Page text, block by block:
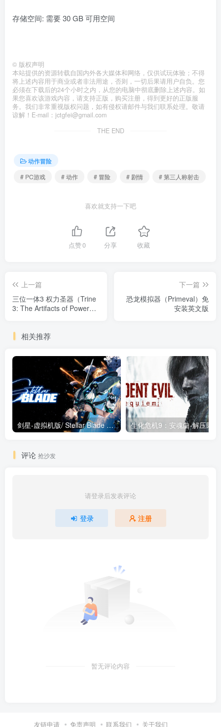
存储空间: 需要 30 GB 可用空间
© 版权声明
本站提供的资源转载自国内外各大媒体和网络，仅供试玩体验；不得
将上述内容用于商业或者非法用途，否则，一切后果请用户自负。您
必须在下载后的24个小时之内，从您的电脑中彻底删除上述内容。如
果您喜欢该游戏内容，请支持正版，购买注册，得到更好的正版服
务。我们非常重视版权问题，如有侵权请邮件与我们联系处理。敬请
谅解！E-mail：jctgfei@gmail.com
THE END
动作冒险
# PC游戏
# 动作 # 冒险 # 剧情 # 第三人称射击
喜欢就支持一下吧
点赞0 分享 收藏
上一篇
三位一体3 权力圣器（Trine
3: The Artifacts of Power）
下一篇
恐龙模拟器（Primeval）免
安装英文版
相关推荐
剑星-虚拟机版/ Stellar Blade v1.4.1|Build.19963153 终极版新补丁 送修改器 免安装中文版
评论 抢沙发
请登录后发表评论
登录 注册
暂无评论内容
友链申请 免责声明 联系我们 关于我们